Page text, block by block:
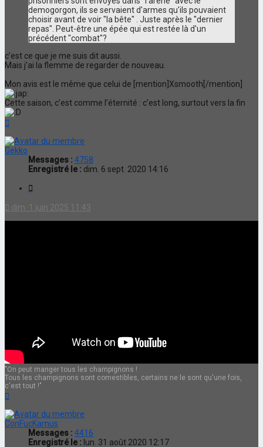
demogorgon, ils se servaient d'armes qu'ils pouvaient
choisir avant de voir "la bête" . Juste après le "dernier
repas". Peut-être une épée qui est restée là d'un
précédent "combat"?
c’est ce que je me suis dit aussi.
Mais j’ai la flemme de regarder de nouveau.
Mon avis est le même que celui de [mention]Xsmooth[/mention]
Cette saison, c’est comme l’éternité : c’est long, surtout vers la fin
Gekko
Messages : 4758
Enregistré le : dim. 6 sept. 2020 14:16
dim. 1 juin 2025 11:43
"On peut manger tous les champignons !
Tous les champignons sont comestibles, certains ne le sont qu'une fois,
c'est tout !"
ConFucKamus
Messages : 4416
Enregistré le : lun. 31 août 2020 12:17